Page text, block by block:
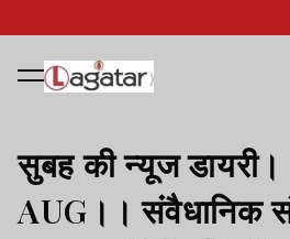
सुबह की न्यूज
AUG।। संवैधानिक